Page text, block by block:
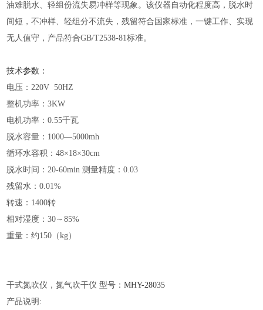
油难脱水、轻组份流失易冲样等现象。该仪器自动化程度高，脱水时
间短，不冲样、轻组分不流失，残留符合国家标准，一键工作、实现
无人值守，产品符合GB/T2538-81标准。
技术参数：
电压：220V 50HZ
整机功率：3KW
电机功率：0.55千瓦
脱水容量： 1000—5000mh
循环水容积：48×18×30cm
脱水时间：20-60min 测量精度：0.03
残留水：0.01%
转速： 1400转
相对湿度：30～85%
重量：约150（kg）
干式氮吹仪，氮气吹干仪 型号：MHY-28035
产品说明 :